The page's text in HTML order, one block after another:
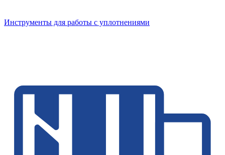
Инструменты для работы с уплотнениями